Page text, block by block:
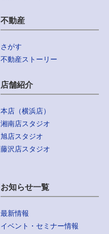
不動産
さがす
不動産ストーリー
店舗紹介
本店（横浜店）
湘南店スタジオ
旭店スタジオ
藤沢店スタジオ
お知らせ一覧
最新情報
イベント・セミナー情報